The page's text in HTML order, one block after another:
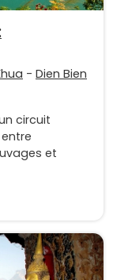
- Dien Bien
circuit
et